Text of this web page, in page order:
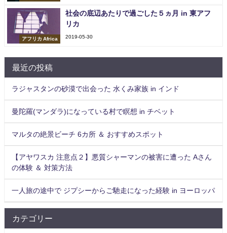
アフリカ Africa
社会の底辺あたりで過ごした５ヵ月 in 東アフ
リカ
2019-05-30
最近の投稿
ラジャスタンの砂漠で出会った 水くみ家族 in インド
曼陀羅(マンダラ)になっている村で瞑想 in チベット
マルタの絶景ビーチ 6カ所 ＆ おすすめスポット
【アヤワスカ 注意点２】悪質シャーマンの被害に遭った Aさん
の体験 ＆ 対策方法
一人旅の途中で ジプシーからご馳走になった経験 in ヨーロッパ
カテゴリー